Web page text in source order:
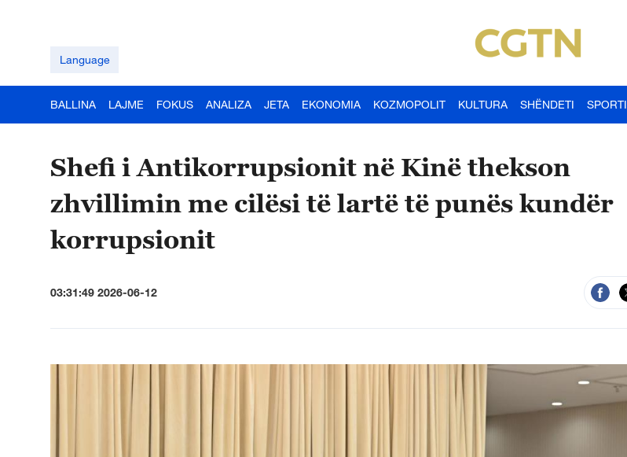
Language
BALLINA LAJME FOKUS ANALIZA JETA EKONOMIA KOZMOPOLIT KULTURA SHËNDETI SPORTI
Shefi i Antikorrupsionit në Kinë thekson
zhvillimin me cilësi të lartë të punës kundër
korrupsionit
03:31:49 2026-06-12